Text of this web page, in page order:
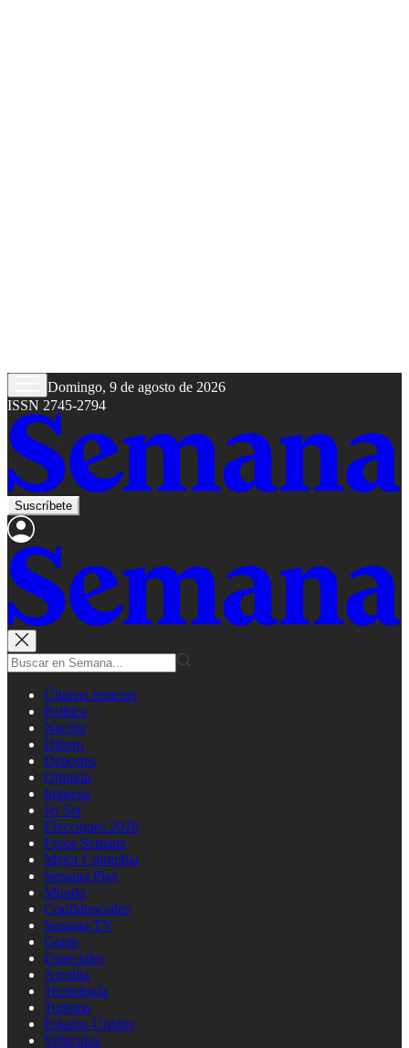
Domingo, 9 de agosto de 2026
ISSN 2745-2794
Suscríbete
Últimas noticias
Política
Nación
Dinero
Deportes
Opinión
Impresa
Jet Set
Elecciones 2026
Foros Semana
Mejor Colombia
Semana Play
Mundo
Confidenciales
Semana TV
Gente
Especiales
Arcadia
Tecnología
Turismo
Estados Unidos
Vehículos